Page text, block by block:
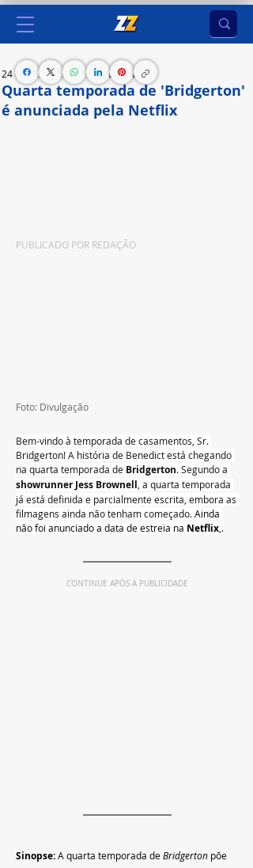
Quarta temporada de 'Bridgerton'
é anunciada pela Netflix
24 de jul. de 2024 1 min de leitura
PUBLICADO POR REDAÇÃO
Foto: Divulgação
Bem-vindo à temporada de casamentos, Sr.
Bridgerton! A história de Benedict está chegando
na quarta temporada de Bridgerton. Segundo a
showrunner Jess Brownell, a quarta temporada
já está definida e parcialmente escrita, embora as
filmagens ainda não tenham começado. Ainda
não foi anunciado a data de estreia na Netflix,.
CONTINUE APÓS A PUBLICIDADE
Sinopse: A quarta temporada de Bridgerton põe